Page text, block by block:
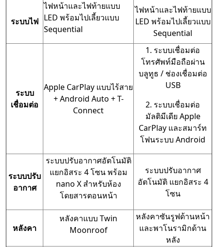
ระบบไฟ
ไฟหน้าและไฟท้ายแบบ
LED พร้อมไปเลี้ยวแบบ
Sequential
ไฟหน้าและไฟท้ายแบบ
LED พร้อมไปเลี้ยวแบบ
Sequential
ระบบ
เชื่อมต่อ
Apple CarPlay แบบไร้สาย
+ Android Auto + T-
Connect
1. ระบบเชื่อมต่อ
โทรศัพท์มือถือผ่าน
บลูทูธ / ช่องเชื่อมต่อ
USB
2. ระบบเชื่อมต่อ
มัลติมีเดีย Apple
CarPlay และสมาร์ท
โฟนระบบ Android
ระบบปรับ
อากาศ
ระบบปรับอากาศอัตโนมัติ
แยกอิสระ 4 โซน พร้อม
nano X สำหรับห้อง
โดยสารตอนหน้า
ระบบปรับอากาศ
อัตโนมัติ แยกอิสระ 4
โซน
หลังคา
หลังคาแบบ Twin
Moonroof
หลังคาซันรูฟด้านหน้า
และพาโนรามิกด้าน
หลัง